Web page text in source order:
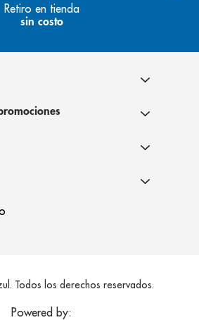
Retiro en tienda
sin costo
Todos los derechos reservados.
Powered by: